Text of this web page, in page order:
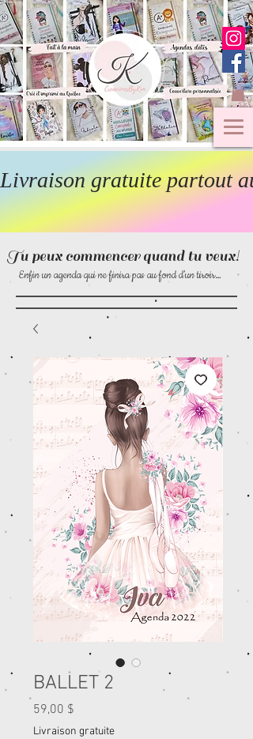
Tu peux commencer quand tu veux!
Enfin un agenda qui ne finira pas au fond d’un tiroir…
Livraison gratuite partout
BALLET 2
59,00 $
Livraison gratuite